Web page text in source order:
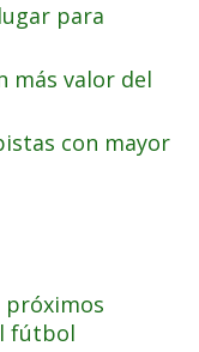
para
más valor del
con mayor
próximos
fútbol